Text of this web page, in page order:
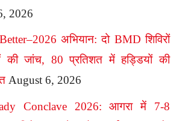
2026
अभियान: दो BMD शिविरों
की जांच, 80 प्रतिशत में हड्डियों की
August 6, 2026
Conclave 2026: आगरा में 7-8